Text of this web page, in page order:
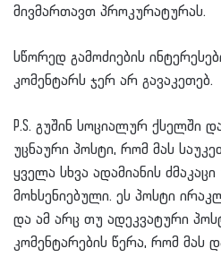
მივმართავთ პროკურატურას.
სწორედ გამოძიების
კომენტარს ჯერ არ გავაკეთებ.
P.S. გუშინ სოციალურ ქსელში
უცნაური პოსტი, რომ მას
ყველა სხვა ადამიანის
მოხსენიებული. ეს პოსტი
და ამ არც თუ ადეკვატური
კომენტარების წერა, რომ მას